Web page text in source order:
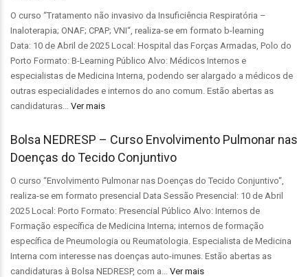
O curso “Tratamento não invasivo da Insuficiência Respiratória –
Inaloterapia; ONAF; CPAP; VNI“, realiza-se em formato b-learning
Data: 10 de Abril de 2025 Local: Hospital das Forças Armadas, Polo do
Porto Formato: B-Learning Público Alvo: Médicos Internos e
especialistas de Medicina Interna, podendo ser alargado a médicos de
outras especialidades e internos do ano comum. Estão abertas as
candidaturas… Ver mais
Bolsa NEDRESP – Curso Envolvimento Pulmonar nas
Doenças do Tecido Conjuntivo
O curso “Envolvimento Pulmonar nas Doenças do Tecido Conjuntivo“,
realiza-se em formato presencial Data Sessão Presencial: 10 de Abril
2025 Local: Porto Formato: Presencial Público Alvo: Internos de
Formação específica de Medicina Interna; internos de formação
específica de Pneumologia ou Reumatologia. Especialista de Medicina
Interna com interesse nas doenças auto-imunes. Estão abertas as
candidaturas à Bolsa NEDRESP, com a… Ver mais